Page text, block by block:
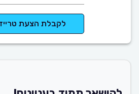
לקבלת הצעת